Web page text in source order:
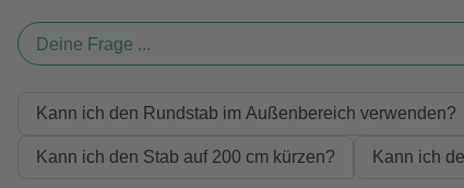
Deine Frage ...
Kann ich den Rundstab im Außenbereich verwenden?
Kann ich den Stab auf 200 cm kürzen? Kann ich